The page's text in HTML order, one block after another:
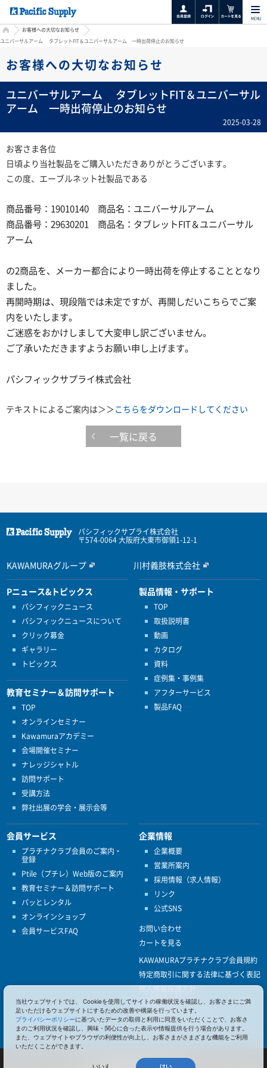
MENU
HOMEお客様への大切なお知らせ
ユニバーサルアーム タブレットFIT＆ユニバーサルアーム 一時出荷停止のお知らせ
お客様への大切なお知らせ
ユニバーサルアーム タブレットFIT＆ユニバーサル
アーム 一時出荷停止のお知らせ
2025-03-28
お客さま各位
日頃より当社製品をご購入いただきありがとうございます。
この度、エーブルネット社製品である
商品番号：19010140 商品名：ユニバーサルアーム
商品番号：29630201 商品名：タブレットFIT＆ユニバーサル
アーム
の2商品を、メーカー都合により一時出荷を停止することとなり
ました。
再開時期は、現段階では未定ですが、再開しだいこちらでご案
内をいたします。
ご迷惑をおかけしまして大変申し訳ございません。
ご了承いただきますようお願い申し上げます。
パシフィックサプライ株式会社
テキストによるご案内は＞＞こちらをダウンロードしてください
一覧に戻る
パシフィックサプライ株式会社
〒574-0064 大阪府大東市御領1-12-1
KAWAMURAグループ 川村義肢株式会社
Pニュース&トピックス
パシフィックニュース
パシフィックニュースについて
クリック募金
ギャラリー
トピックス
教育セミナー＆訪問サポート
TOP
オンラインセミナー
Kawamuraアカデミー
会場開催セミナー
ナレッジシャトル
訪問サポート
受講方法
弊社出展の学会・展示会等
製品情報・サポート
TOP
取扱説明書
動画
カタログ
資料
症例集・事例集
アフターサービス
製品FAQ
会員サービス
プラチナクラブ会員のご案内・
登録
Ptile（プチレ）Web版のご案内
教育セミナー＆訪問サポート
パッとレンタル
オンラインショップ
会員サービスFAQ
企業情報
企業概要
営業所案内
採用情報（求人情報）
リンク
公式SNS
お問い合わせ
カートを見る
KAWAMURAプラチナクラブ会員規約
特定商取引に関する法律に基づく表記
個人情報保護方針
ISO9001
健康経営優良法人認定
© 2017 Pacific Supply Co.,Ltd.
当社ウェブサイトでは、 Cookieを使用してサイトの稼働状況を確認し、お客さまにご満
足いただけるウェブサイトにするための改善や構築を行っています。
プライバシーポリシーに基づいたデータの取得と利用に同意をいただくことで、お客さ
まのご利用状況を確認し、興味・関心に合った表示や情報提供を行う場合があります。
また、ウェブサイトやブラウザの利便性が向上し、お客さまがさまざまな機能をご利用
いただくことができます。
いいえ はい